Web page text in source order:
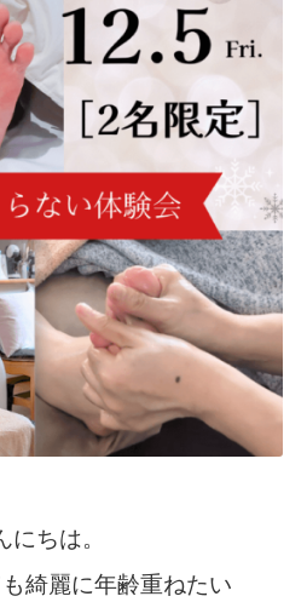
にちは。
綺麗に年齢重ねたい